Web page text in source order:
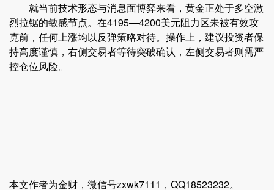
就当前技术形态与消息面博弈来看，黄金正处于多空激
烈拉锯的敏感节点。在4195—4200美元阻力区未被有效攻
克前，任何上涨均以反弹策略对待。操作上，建议投资者保
持高度谨慎，右侧交易者等待突破确认，左侧交易者则需严
控仓位风险。
本文作者为金财，微信号zxwk7111，QQ18523232。